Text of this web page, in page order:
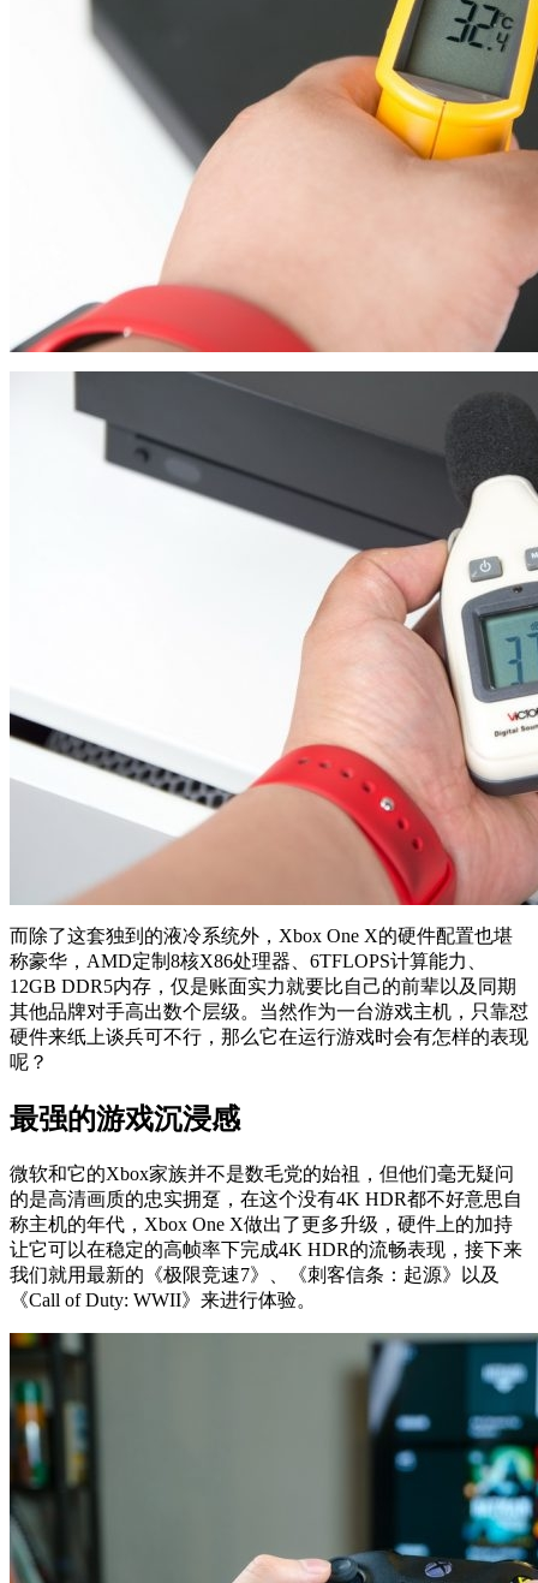
而除了这套独到的液冷系统外，Xbox One X的硬件配置也堪
称豪华，AMD定制8核X86处理器、6TFLOPS计算能力、
12GB DDR5内存，仅是账面实力就要比自己的前辈以及同期
其他品牌对手高出数个层级。当然作为一台游戏主机，只靠怼
硬件来纸上谈兵可不行，那么它在运行游戏时会有怎样的表现
呢？
最强的游戏沉浸感
微软和它的Xbox家族并不是数毛党的始祖，但他们毫无疑问
的是高清画质的忠实拥趸，在这个没有4K HDR都不好意思自
称主机的年代，Xbox One X做出了更多升级，硬件上的加持
让它可以在稳定的高帧率下完成4K HDR的流畅表现，接下来
我们就用最新的《极限竞速7》、《刺客信条：起源》以及
《Call of Duty: WWII》来进行体验。